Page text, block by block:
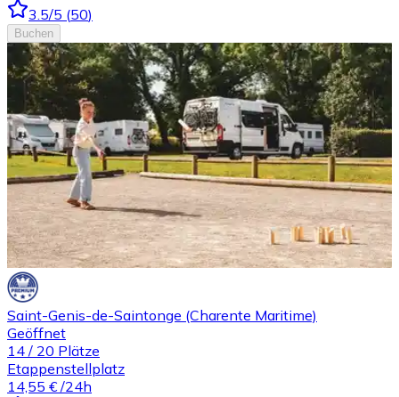
3.5/5 (50)
Buchen
Saint-Genis-de-Saintonge (Charente Maritime)
Geöffnet
14 / 20 Plätze
Etappenstellplatz
14,55 € /24h